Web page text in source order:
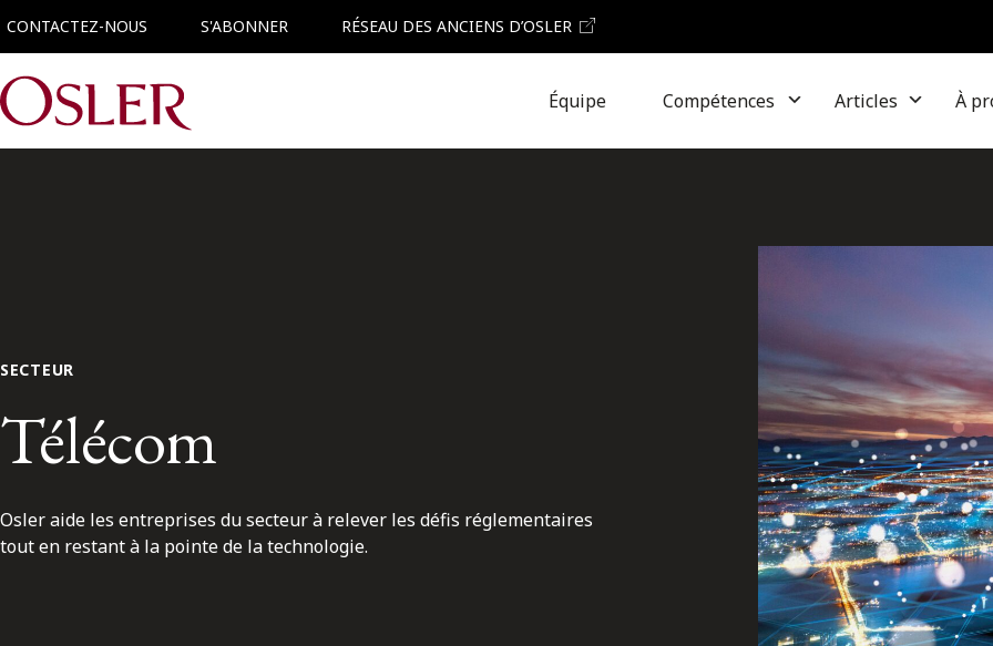
CONTACTEZ-NOUS S'ABONNER RÉSEAU DES ANCIENS D’OSLER
Main Navigation Équipe Compétences Articles À
SECTEUR
Télécom
Osler aide les entreprises du secteur à relever les défis réglementaires
tout en restant à la pointe de la technologie.